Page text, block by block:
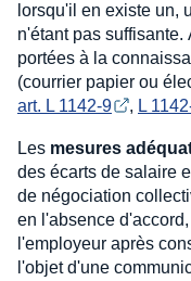
lorsqu'il en existe un,
n'étant pas suffisante.
portées à la
(courrier papier ou
art. L 1142-9
, L
Les mesures
des écarts de salaire
de négociation
en l'absence
l'employeur après
l'objet d'une